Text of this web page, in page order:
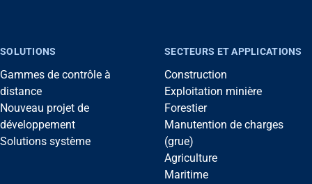
SOLUTIONS
Gammes de contrôle à
distance
Nouveau projet de
développement
Solutions système
SECTEURS ET APPLICATIONS
Construction
Exploitation minière
Forestier
Manutention de charges
(grue)
Agriculture
Maritime